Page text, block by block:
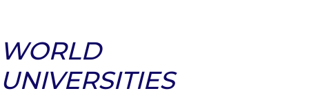
WORLD
UNIVERSITIES